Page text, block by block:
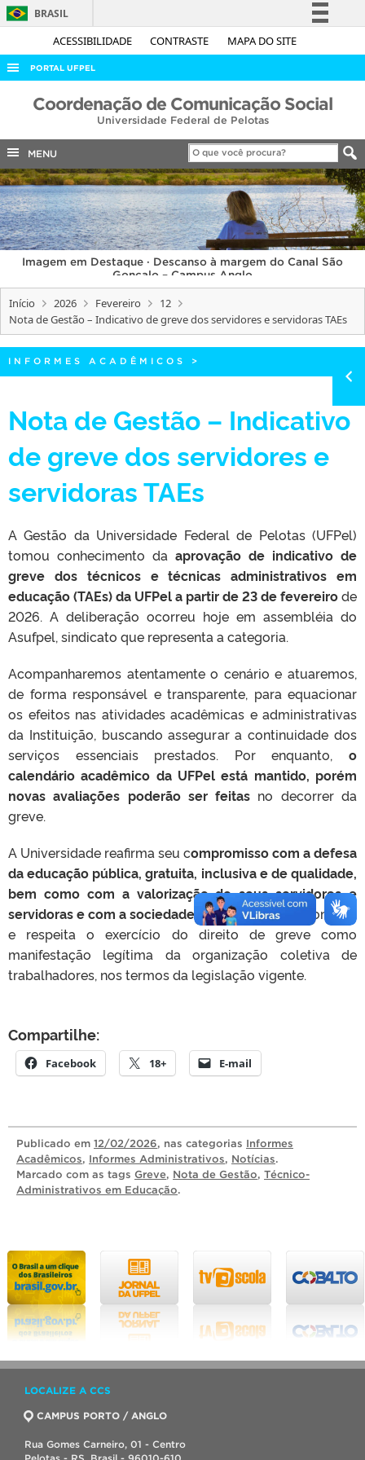
ACESSIBILIDADE CONTRASTE MAPA DO SITE
BRASIL
Simplifique!
Acesso à informação
Legislação
Canais
PORTAL UFPEL
ACESSO À INFORMAÇÃO
COBALTO
CONCURSOS
EDITAIS
INTERNACIONAL
OUVIDORIA
PORTARIAS
TELEFONES
Coordenação de Comunicação Social
Universidade Federal de Pelotas
MENU
Imagem em Destaque · Descanso à margem do Canal São
Gonçalo – Campus Anglo
Início 2026 Fevereiro
12
Nota de Gestão – Indicativo de greve dos servidores e servidoras TAEs
INFORMES ACADÊMICOS >
Nota de Gestão – Indicativo
de greve dos servidores e
servidoras TAEs
A Gestão da Universidade Federal de Pelotas (UFPel)
tomou conhecimento da aprovação de indicativo de
greve dos técnicos e técnicas administrativos em
educação (TAEs) da UFPel a partir de 23 de fevereirode
2026. A deliberação ocorreu hoje em assembléia do
Asufpel, sindicato que representa a categoria.
Acompanharemos atentamente o cenário e atuaremos,
de forma responsável e transparente, para equacionar
os efeitos nas atividades acadêmicas e administrativas
da Instituição, buscando assegurar a continuidade dos
serviços essenciais prestados. Por enquanto, o
calendário acadêmico da UFPel está mantido, porém
novas avaliações poderão ser feitas no decorrer da
greve.
A Universidade reafirma seu compromisso com a defesa
da educação pública, gratuita, inclusiva e de qualidade,
bem como com a valorização de seus servidores e
servidoras e com a sociedade . Nesse sentido, reconhece
e respeita o exercício do direito de greve como
manifestação legítima da organização coletiva de
trabalhadores, nos termos da legislação vigente.
Compartilhe:
Facebook 18+ E-mail
Publicado em 12/02/2026, nas categorias Informes
Acadêmicos, Informes Administrativos, Notícias.
Marcado com as tags Greve, Nota de Gestão, Técnico-
Administrativos em Educação.
LOCALIZE A CCS
CAMPUS PORTO / ANGLO
Rua Gomes Carneiro, 01 - Centro
Pelotas - RS, Brasil - 96010-610